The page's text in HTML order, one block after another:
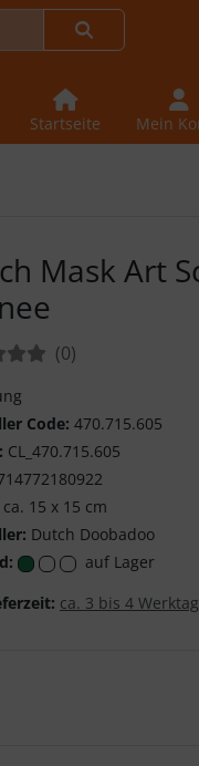
Startseite Mein
Mask Art
(0Bewertungen
)
Code: 470.715.605
CL_470.715.605
ca. 15 x 15 cm
Dutch Doobadoo
auf Lager
ca. 3 bis 4